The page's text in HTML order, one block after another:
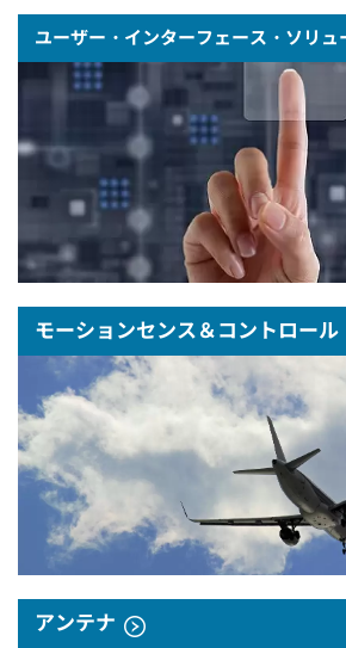
ユーザー・インターフェース・ソリュ
モーションセンス＆コントロール
アンテナ